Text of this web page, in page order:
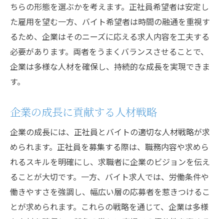
ちらの形態を選ぶかを考えます。正社員希望者は安定し
た雇用を望む一方、バイト希望者は時間の融通を重視す
るため、企業はそのニーズに応える求人内容を工夫する
必要があります。両者をうまくバランスさせることで、
企業は多様な人材を確保し、持続的な成長を実現できま
す。
企業の成長に貢献する人材戦略
企業の成長には、正社員とバイトの適切な人材戦略が求
められます。正社員を募集する際は、職務内容や求めら
れるスキルを明確にし、求職者に企業のビジョンを伝え
ることが大切です。一方、バイト求人では、労働条件や
働きやすさを強調し、幅広い層の応募者を惹きつけるこ
とが求められます。これらの戦略を通じて、企業は多様